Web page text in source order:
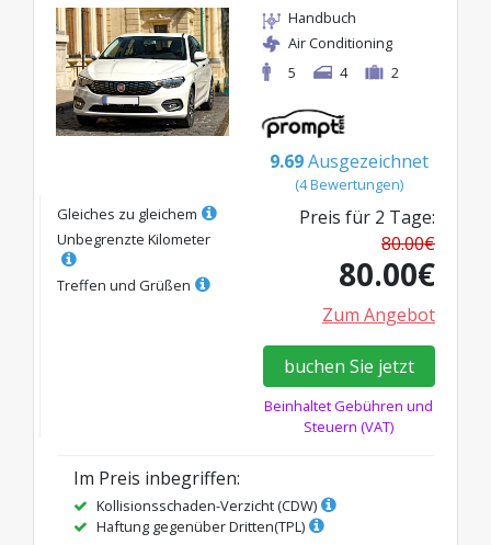
Handbuch
Air Conditioning
5
4 2
9.69 Ausgezeichnet
(4Bewertungen)
Gleiches zu gleichem
Unbegrenzte Kilometer
Treffen und Grüßen
Preis für 2 Tage:
80.00€
80.00€
Zum Angebot
buchen Sie jetzt
Beinhaltet Gebühren und
Steuern (VAT)
Im Preis inbegriffen:
Kollisionsschaden-Verzicht (CDW)
Haftung gegenüber Dritten(TPL)